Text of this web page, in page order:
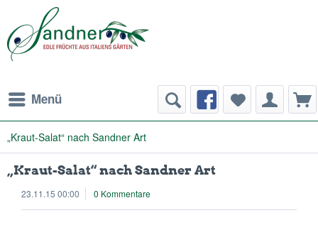
Menü
„Kraut-Salat“ nach Sandner Art
„Kraut-Salat“ nach Sandner Art
23.11.15 00:00 0 Kommentare